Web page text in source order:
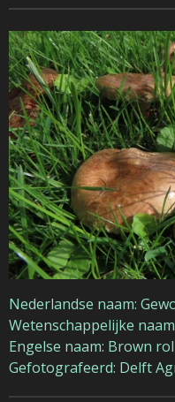
Nederlandse naam:
Wetenschappelijke
Engelse naam: Brown
Gefotografeerd: Delft